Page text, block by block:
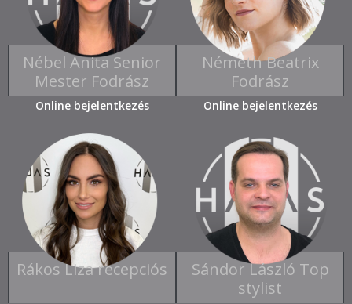
Nébel Anita Senior
Mester Fodrász
Online bejelentkezés
Németh Beatrix
Fodrász
Online bejelentkezés
Rákos Liza recepciós
Sándor László Top
stylist